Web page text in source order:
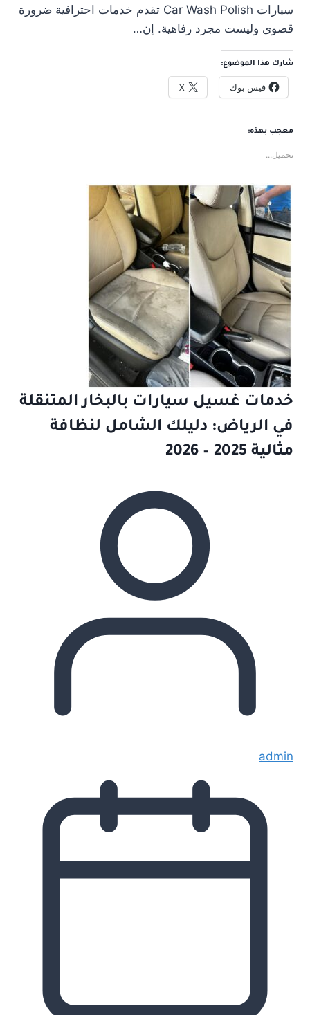
سيارات Car Wash Polish تقدم خدمات احترافية ضرورة
قصوى وليست مجرد رفاهية. إن…
شارك هذا الموضوع:
فيس بوك X
معجب بهذه:
تحميل...
خدمات غسيل سيارات بالبخار المتنقلة
في الرياض: دليلك الشامل لنظافة
مثالية 2025 – 2026
admin